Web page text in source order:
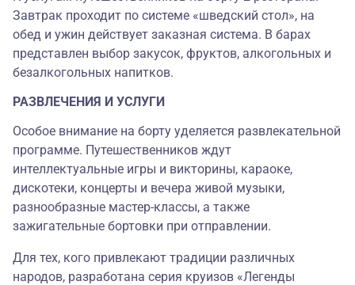
Завтрак проходит по системе «шведский стол», на
обед и ужин действует заказная система. В барах
представлен выбор закусок, фруктов, алкогольных и
безалкогольных напитков.
РАЗВЛЕЧЕНИЯ И УСЛУГИ
Особое внимание на борту уделяется развлекательной
программе. Путешественников ждут
интеллектуальные игры и викторины, караоке,
дискотеки, концерты и вечера живой музыки,
разнообразные мастер-классы, а также
зажигательные бортовки при отправлении.
Для тех, кого привлекают традиции различных
народов, разработана серия круизов «Легенды